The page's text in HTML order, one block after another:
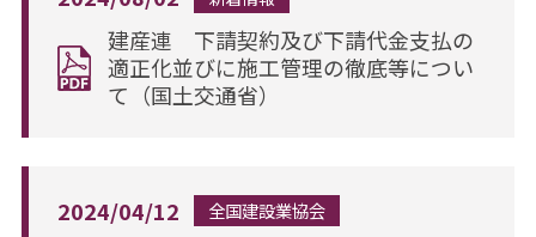
建産連 下請契約及び下請代金支払の
適正化並びに施工管理の徹底等につい
て（国土交通省）
2024/04/12 全国建設業協会